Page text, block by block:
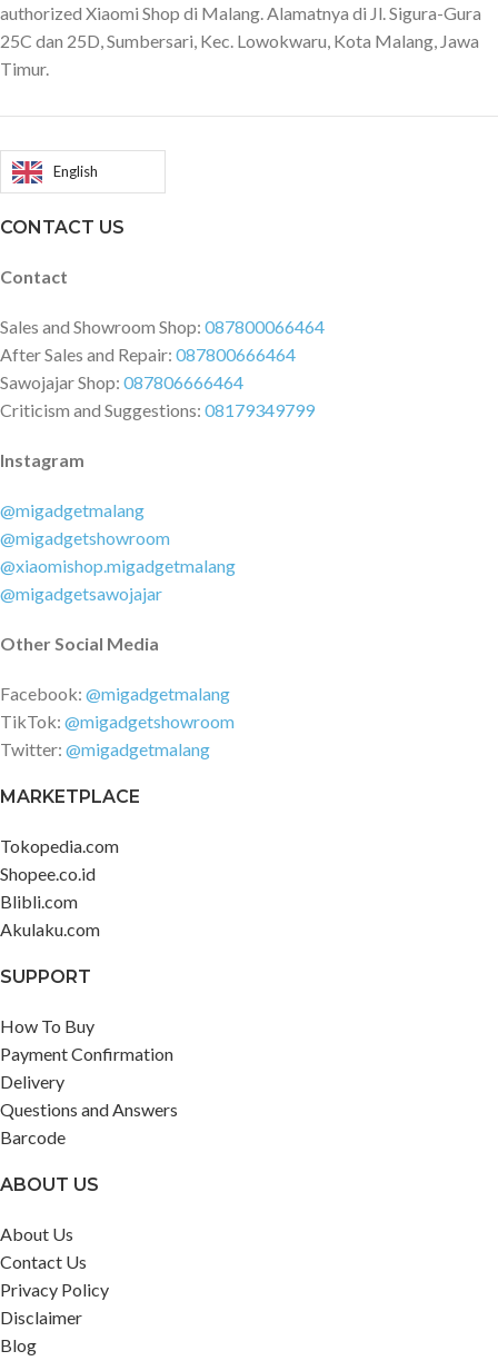
authorized Xiaomi Shop di Malang. Alamatnya di Jl. Sigura-Gura
25C dan 25D, Sumbersari, Kec. Lowokwaru, Kota Malang, Jawa
Timur.
English
CONTACT US
Contact
Sales and Showroom Shop: 087800066464
After Sales and Repair: 087800666464
Sawojajar Shop: 087806666464
Criticism and Suggestions: 08179349799
Instagram
@migadgetmalang
@migadgetshowroom
@xiaomishop.migadgetmalang
@migadgetsawojajar
Other Social Media
Facebook: @migadgetmalang
TikTok: @migadgetshowroom
Twitter: @migadgetmalang
MARKETPLACE
Tokopedia.com
Shopee.co.id
Blibli.com
Akulaku.com
SUPPORT
How To Buy
Payment Confirmation
Delivery
Questions and Answers
Barcode
ABOUT US
About Us
Contact Us
Privacy Policy
Disclaimer
Blog